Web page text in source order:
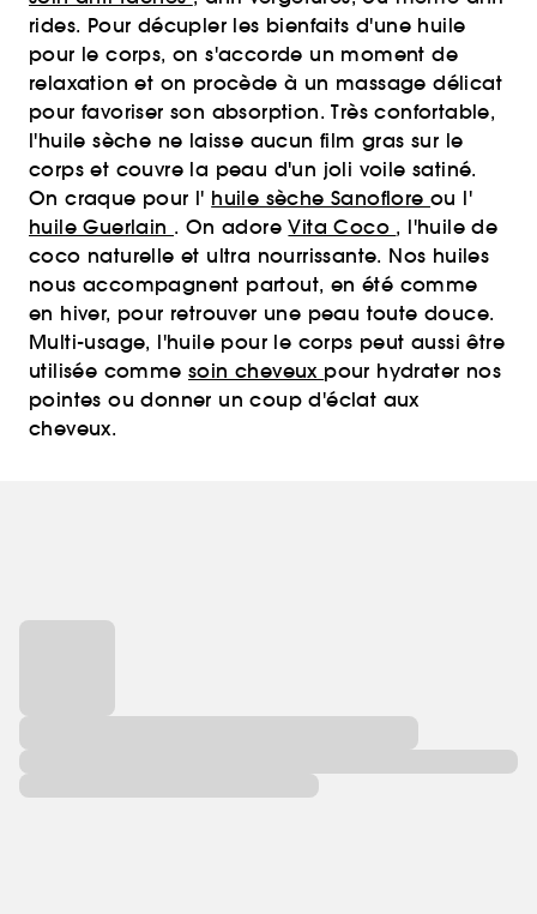
rides. Pour décupler les bienfaits d'une huile
pour le corps, on s'accorde un moment de
relaxation et on procède à un massage délicat
pour favoriser son absorption. Très confortable,
l'huile sèche ne laisse aucun film gras sur le
corps et couvre la peau d'un joli voile satiné.
On craque pour l' huile sèche Sanofloreou l'
huile Guerlain . On adoreVita Coco , l'huile de
coco naturelle et ultra nourrissante. Nos huiles
nous accompagnent partout, en été comme
en hiver, pour retrouver une peau toute douce.
Multi-usage, l'huile pour le corps peut aussi être
utilisée comme soin cheveux pour hydrater nos
pointes ou donner un coup d'éclat aux
cheveux.